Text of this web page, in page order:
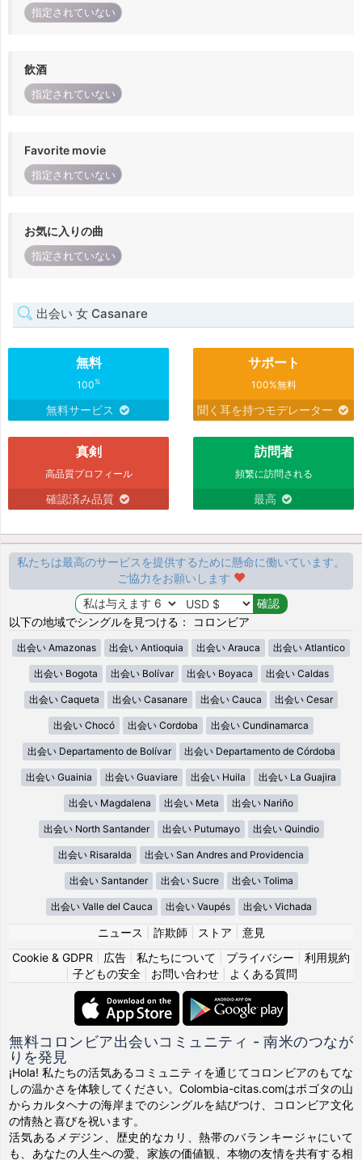
指定されていない
飲酒
指定されていない
Favorite movie
指定されていない
お気に入りの曲
指定されていない
出会い 女 Casanare
無料
100%
無料サービス
サポート
100%無料
聞く耳を持つモデレーター
真剣
高品質プロフィール
確認済み品質
訪問者
頻繁に訪問される
最高
私たちは最高のサービスを提供するために懸命に働いています。
ご協力をお願いします
以下の地域でシングルを見つける： コロンビア
出会い Amazonas 出会い Antioquia 出会い Arauca 出会い Atlantico
出会い Bogota 出会い Bolívar 出会い Boyaca 出会い Caldas
出会い Caqueta 出会い Casanare 出会い Cauca 出会い Cesar
出会い Chocó 出会い Cordoba 出会い Cundinamarca
出会い Departamento de Bolívar 出会い Departamento de Córdoba
出会い Guainia 出会い Guaviare 出会い Huila 出会い La Guajira
出会い Magdalena 出会い Meta 出会い Nariño
出会い North Santander 出会い Putumayo 出会い Quindio
出会い Risaralda 出会い San Andres and Providencia
出会い Santander 出会い Sucre 出会い Tolima
出会い Valle del Cauca 出会い Vaupés 出会い Vichada
ニュース 詐欺師 ストア
意見
Cookie & GDPR
広告 私たちについて プライバシー
利用規約
子どもの安全| お問い合わせ| よくある質問
無料コロンビア出会いコミュニティ - 南米のつなが
りを発見
¡Hola! 私たちの活気あるコミュニティを通じてコロンビアのもてな
しの温かさを体験してください。Colombia-citas.comはボゴタの山
からカルタヘナの海岸までのシングルを結びつけ、コロンビア文化
の情熱と喜びを祝います。
活気あるメデジン、歴史的なカリ、熱帯のバランキージャにいて
も、あなたの人生への愛、家族の価値観、本物の友情を共有する相